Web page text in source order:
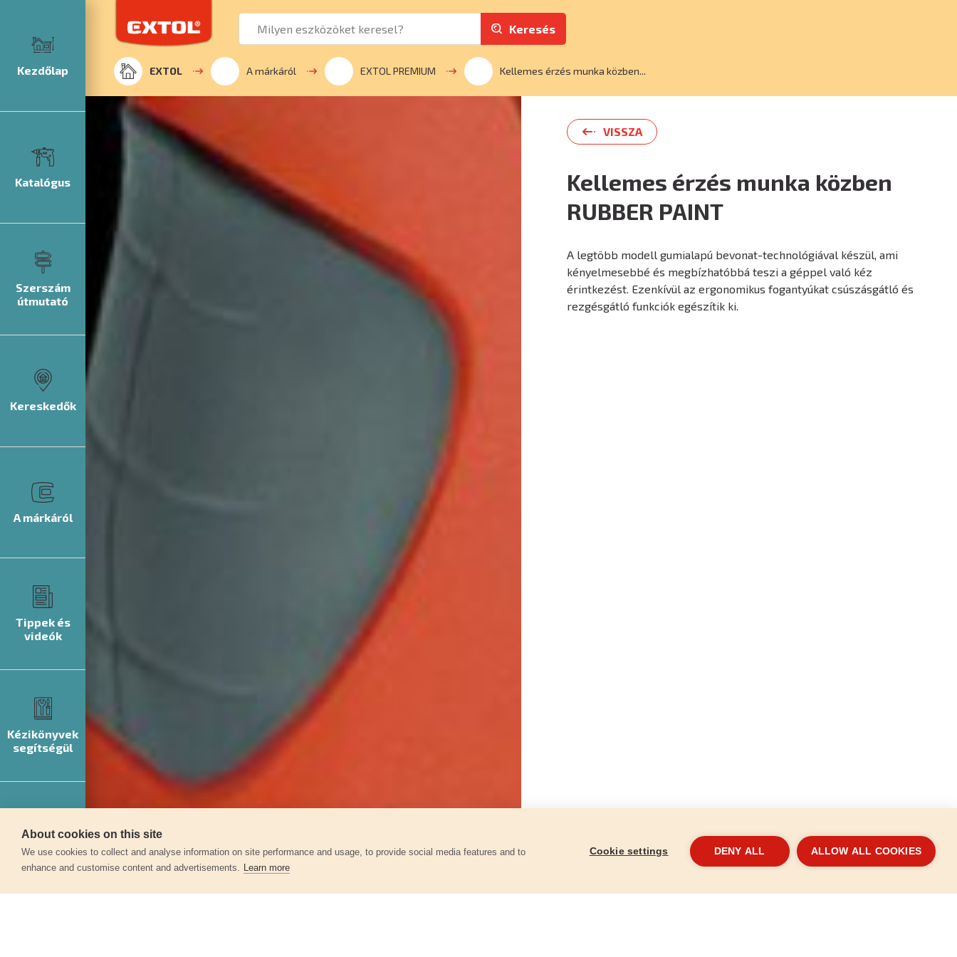
Kezdőlap
Katalógus
Szerszám
útmutató
Kereskedők
A márkáról
Tippek és
videók
Kézikönyvek
segítségül
Szerviz
Keresés
EXTOL A márkáról EXTOL PREMIUM Kellemes érzés munka közben...
VISSZA
Kellemes érzés munka közben
RUBBER PAINT
A legtöbb modell gumialapú bevonat-technológiával készül, ami
kényelmesebbé és megbízhatóbbá teszi a géppel való kéz
érintkezést. Ezenkívül az ergonomikus fogantyúkat csúszásgátló és
rezgésgátló funkciók egészítik ki.
About cookies on this site
We use cookies to collect and analyse information on site performance and usage, to provide social media features and to
enhance and customise content and advertisements. Learn more
Cookie settings DENY ALL ALLOW ALL COOKIES